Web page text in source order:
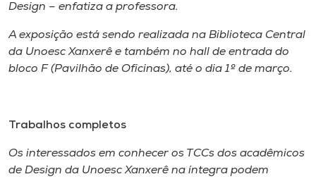
Design – enfatiza a professora.
A exposição está sendo realizada na Biblioteca Central
da Unoesc Xanxerê e também no hall de entrada do
bloco F (Pavilhão de Oficinas), até o dia 1º de março.
Trabalhos completos
Os interessados em conhecer os TCCs dos acadêmicos
de Design da UnoescXanxerê na íntegra podem